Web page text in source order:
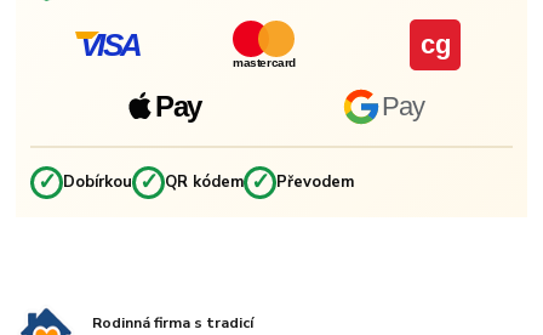
VISA mastercard
Pay Pay
cg
✓ Dobírkou ✓ QR kódem ✓ Převodem
Rodinná firma s tradicí